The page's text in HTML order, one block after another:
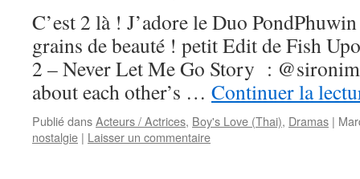
C’est 2 là ! J’adore le Duo
grains de beauté ! petit Edit de Fish
2 – Never Let Me Go Story :
about each other’s … Continuer la
Publié dansActeurs / Actrices, Boy's Love (Thai), Dramas |
nostalgie | Laisser un commentaire